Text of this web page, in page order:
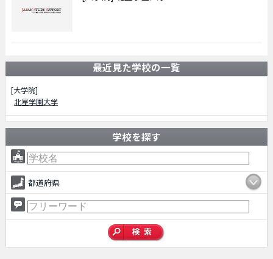
最近見た学校の一覧
[大学院]
北星学園大学
学校を探す
都道府県